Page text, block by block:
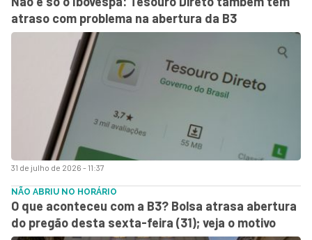
31 de julho de 2026 - 11:37
atraso com problema na abertura da B3
NÃO ABRIU NO HORÁRIO
O que aconteceu com a B3? Bolsa atrasa abertura
do pregão desta sexta-feira (31); veja o motivo